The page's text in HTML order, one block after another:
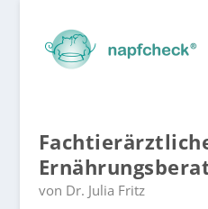
von Dr. Julia Fritz